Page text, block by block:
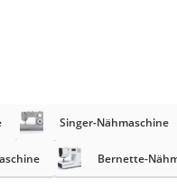
Singer-Nähmaschine
Bernette-